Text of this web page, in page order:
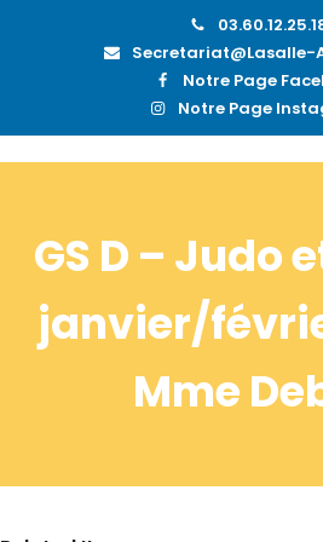
Secretariat@lasalle-
Notre Page
Notre Page
GS D – Judo
janvier/
Mme